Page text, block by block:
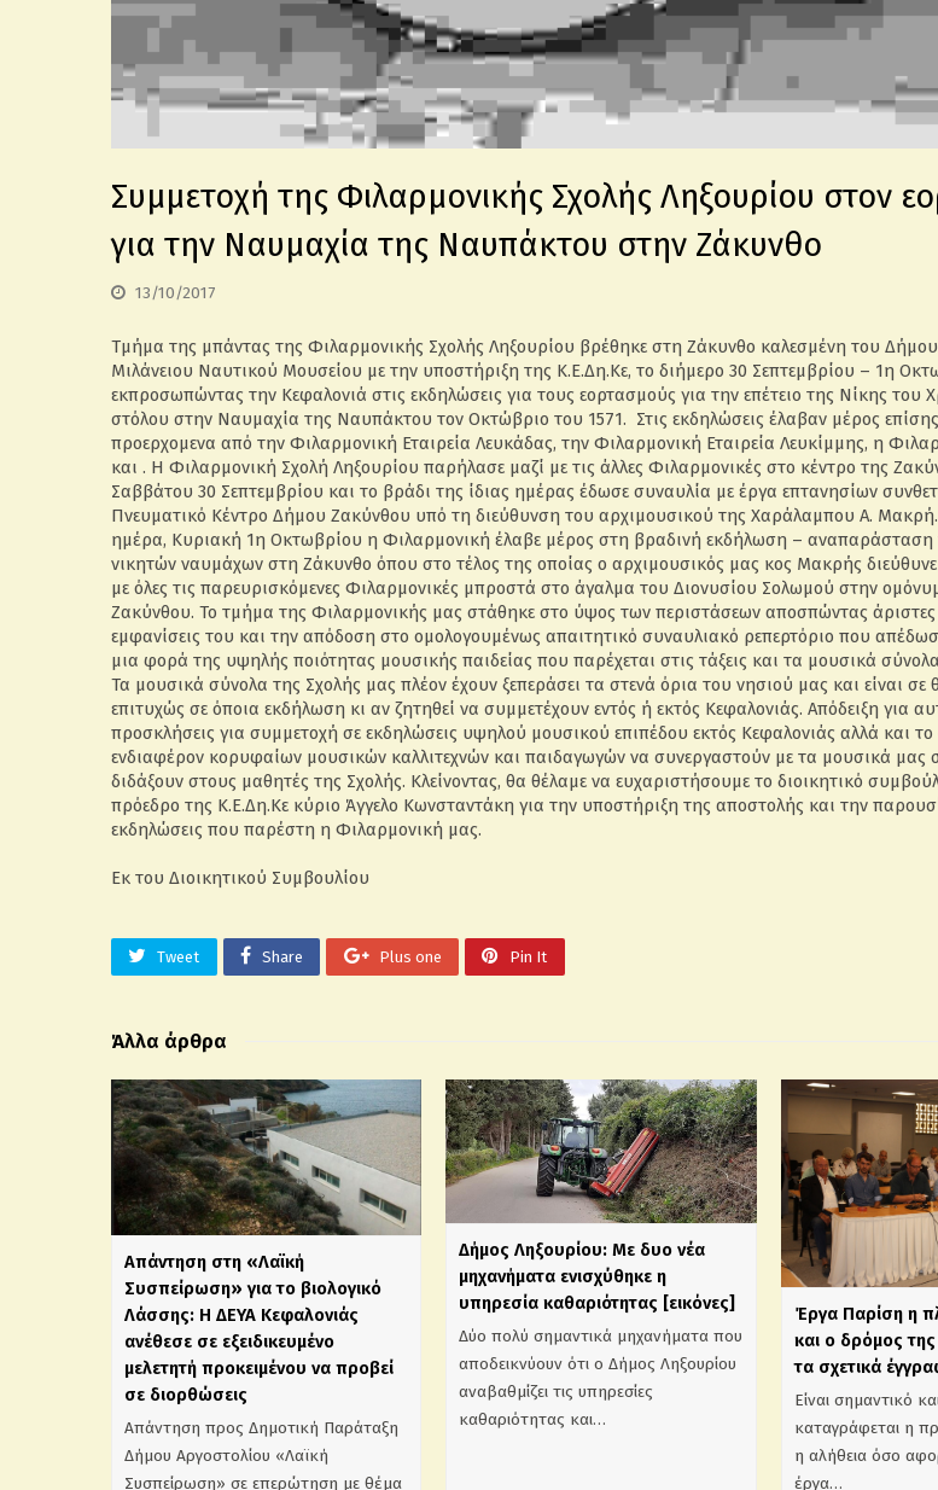
Συμμετοχή της Φιλαρμονικής Σχολής Ληξουρίου στον
για την Ναυμαχία της Ναυπάκτου στην Ζάκυνθο
13/10/2017
Τμήμα της μπάντας της Φιλαρμονικής Σχολής Ληξουρίου βρέθηκε στη Ζάκυνθο καλεσμένη του
Μιλάνειου Ναυτικού Μουσείου με την υποστήριξη της Κ.Ε.Δη.Κε, το διήμερο 30 Σεπτεμβρίου – 1η
εκπροσωπώντας την Κεφαλονιά στις εκδηλώσεις για τους εορτασμούς για την επέτειο της Νίκης του
στόλου στην Ναυμαχία της Ναυπάκτου τον Οκτώβριο του 1571. Στις εκδηλώσεις έλαβαν μέρος
προερχομενα από την Φιλαρμονική Εταιρεία Λευκάδας, την Φιλαρμονική Εταιρεία Λευκίμμης, η
και . Η Φιλαρμονική Σχολή Ληξουρίου παρήλασε μαζί με τις άλλες Φιλαρμονικές στο κέντρο της
Σαββάτου 30 Σεπτεμβρίου και το βράδι της ίδιας ημέρας έδωσε συναυλία με έργα επτανησίων
Πνευματικό Κέντρο Δήμου Ζακύνθου υπό τη διεύθυνση του αρχιμουσικού της Χαράλαμπου Α.
ημέρα, Κυριακή 1η Οκτωβρίου η Φιλαρμονική έλαβε μέρος στη βραδινή εκδήλωση – αναπαράσταση
νικητών ναυμάχων στη Ζάκυνθο όπου στο τέλος της οποίας ο αρχιμουσικός μας κος Μακρής διεύθυνε
με όλες τις παρευρισκόμενες Φιλαρμονικές μπροστά στο άγαλμα του Διονυσίου Σολωμού στην
Ζακύνθου. Το τμήμα της Φιλαρμονικής μας στάθηκε στο ύψος των περιστάσεων αποσπώντας άριστες
εμφανίσεις του και την απόδοση στο ομολογουμένως απαιτητικό συναυλιακό ρεπερτόριο που
μια φορά της υψηλής ποιότητας μουσικής παιδείας που παρέχεται στις τάξεις και τα μουσικά
Τα μουσικά σύνολα της Σχολής μας πλέον έχουν ξεπεράσει τα στενά όρια του νησιού μας και είναι
επιτυχώς σε όποια εκδήλωση κι αν ζητηθεί να συμμετέχουν εντός ή εκτός Κεφαλονιάς. Απόδειξη για
προσκλήσεις για συμμετοχή σε εκδηλώσεις υψηλού μουσικού επιπέδου εκτός Κεφαλονιάς αλλά και το
ενδιαφέρον κορυφαίων μουσικών καλλιτεχνών και παιδαγωγών να συνεργαστούν με τα μουσικά μας
διδάξουν στους μαθητές της Σχολής. Κλείνοντας, θα θέλαμε να ευχαριστήσουμε το διοικητικό
πρόεδρο της Κ.Ε.Δη.Κε κύριο Άγγελο Κωνσταντάκη για την υποστήριξη της αποστολής και την
εκδηλώσεις που παρέστη η Φιλαρμονική μας.
Εκ του Διοικητικού Συμβουλίου
Tweet Share Plus one Pin It
Άλλα άρθρα
Απάντηση στη «Λαϊκή
Συσπείρωση» για το βιολογικό
Λάσσης: Η ΔΕΥΑ Κεφαλονιάς
ανέθεσε σε εξειδικευμένο
μελετητή προκειμένου να προβεί
σε διορθώσεις
Απάντηση προς Δημοτική Παράταξη
Δήμου Αργοστολίου «Λαϊκή
Συσπείρωση» σε επερώτηση με θέμα
Δήμος Ληξουρίου: Με δυο νέα
μηχανήματα ενισχύθηκε η
υπηρεσία καθαριότητας [εικόνες]
Δύο πολύ σημαντικά μηχανήματα που
αποδεικνύουν ότι ο Δήμος Ληξουρίου
αναβαθμίζει τις υπηρεσίες
καθαριότητας και…
Έργα Παρίση η
και ο δρόμος
τα σχετικά
Είναι σημαντικό
καταγράφεται η
η αλήθεια όσο
έργα…